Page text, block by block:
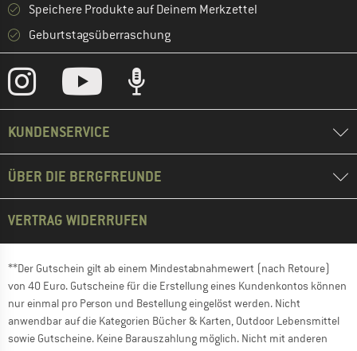
Speichere Produkte auf Deinem Merkzettel
Geburtstagsüberraschung
KUNDENSERVICE
ÜBER DIE BERGFREUNDE
VERTRAG WIDERRUFEN
**Der Gutschein gilt ab einem Mindestabnahmewert (nach Retoure)
von 40 Euro. Gutscheine für die Erstellung eines Kundenkontos können
nur einmal pro Person und Bestellung eingelöst werden. Nicht
anwendbar auf die Kategorien Bücher & Karten, Outdoor Lebensmittel
sowie Gutscheine. Keine Barauszahlung möglich. Nicht mit anderen